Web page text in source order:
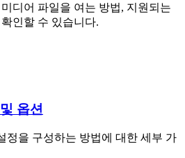
디어 파일을 여는 방법, 지원되는
인할 수 있습니다.
옵션
정을 구성하는 방법에 대한 세부 가